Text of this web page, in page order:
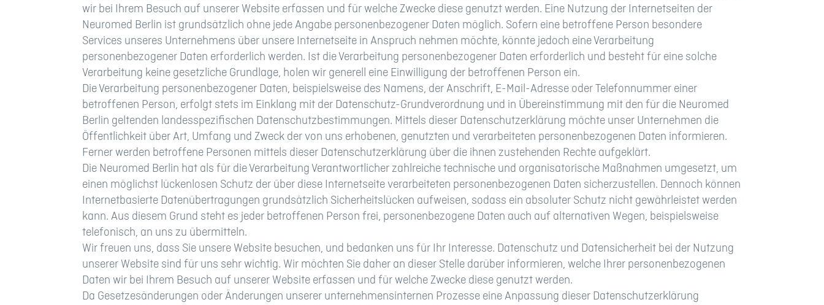
wir bei Ihrem Besuch auf unserer Website erfassen und für welche Zwecke diese genutzt werden. Eine Nutzung der Internetseiten der
Neuromed Berlin ist grundsätzlich ohne jede Angabe personenbezogener Daten möglich. Sofern eine betroffene Person besondere
Services unseres Unternehmens über unsere Internetseite in Anspruch nehmen möchte, könnte jedoch eine Verarbeitung
personenbezogener Daten erforderlich werden. Ist die Verarbeitung personenbezogener Daten erforderlich und besteht für eine solche
Verarbeitung keine gesetzliche Grundlage, holen wir generell eine Einwilligung der betroffenen Person ein.
Die Verarbeitung personenbezogener Daten, beispielsweise des Namens, der Anschrift, E-Mail-Adresse oder Telefonnummer einer
betroffenen Person, erfolgt stets im Einklang mit der Datenschutz-Grundverordnung und in Übereinstimmung mit den für die Neuromed
Berlin geltenden landesspezifischen Datenschutzbestimmungen. Mittels dieser Datenschutzerklärung möchte unser Unternehmen die
Öffentlichkeit über Art, Umfang und Zweck der von uns erhobenen, genutzten und verarbeiteten personenbezogenen Daten informieren.
Ferner werden betroffene Personen mittels dieser Datenschutzerklärung über die ihnen zustehenden Rechte aufgeklärt.
Die Neuromed Berlin hat als für die Verarbeitung Verantwortlicher zahlreiche technische und organisatorische Maßnahmen umgesetzt, um
einen möglichst lückenlosen Schutz der über diese Internetseite verarbeiteten personenbezogenen Daten sicherzustellen. Dennoch können
Internetbasierte Datenübertragungen grundsätzlich Sicherheitslücken aufweisen, sodass ein absoluter Schutz nicht gewährleistet werden
kann. Aus diesem Grund steht es jeder betroffenen Person frei, personenbezogene Daten auch auf alternativen Wegen, beispielsweise
telefonisch, an uns zu übermitteln.
Wir freuen uns, dass Sie unsere Website besuchen, und bedanken uns für Ihr Interesse. Datenschutz und Datensicherheit bei der Nutzung
unserer Website sind für uns sehr wichtig. Wir möchten Sie daher an dieser Stelle darüber informieren, welche Ihrer personenbezogenen
Daten wir bei Ihrem Besuch auf unserer Website erfassen und für welche Zwecke diese genutzt werden.
Da Gesetzesänderungen oder Änderungen unserer unternehmensinternen Prozesse eine Anpassung dieser Datenschutzerklärung